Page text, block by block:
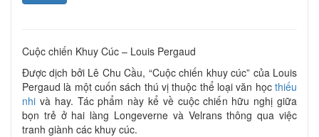
Cuộc chiến Khuy Cúc – Louis Pergaud
Được dịch bởi Lê Chu Cầu, “Cuộc chiến khuy cúc” của Louis
Pergaud là một cuốn sách thú vị thuộc thể loại văn học thiếu
nhi và hay. Tác phẩm này kể về cuộc chiến hữu nghị giữa
bọn trẻ ở hai làng Longeverne và Velrans thông qua việc
tranh giành các khuy cúc.